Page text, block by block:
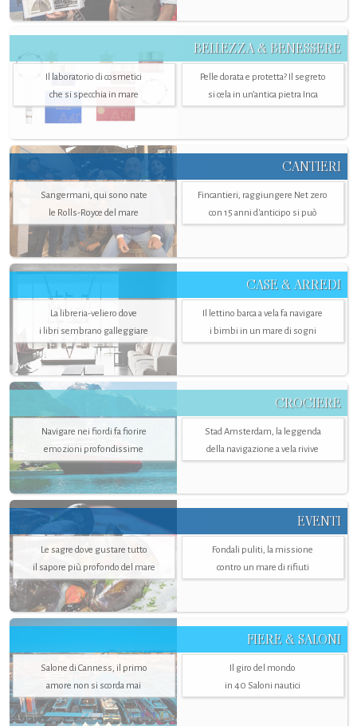
BELLEZZA & BENESSERE
Il laboratorio di cosmetici
che si specchia in mare
Pelle dorata e protetta? Il segreto
si cela in un’antica pietra Inca
CANTIERI
Sangermani, qui sono nate
le Rolls-Royce del mare
Fincantieri, raggiungere Net zero
con 15 anni d'anticipo si può
CASE & ARREDI
La libreria-veliero dove
i libri sembrano galleggiare
Il lettino barca a vela fa navigare
i bimbi in un mare di sogni
CROCIERE
Navigare nei fiordi fa fiorire
emozioni profondissime
Stad Amsterdam, la leggenda
della navigazione a vela rivive
EVENTI
Le sagre dove gustare tutto
il sapore più profondo del mare
Fondali puliti, la missione
contro un mare di rifiuti
FIERE & SALONI
Salone di Canness, il primo
amore non si scorda mai
Il giro del mondo
in 40 Saloni nautici